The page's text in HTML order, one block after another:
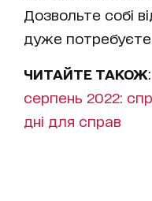
Дозвольте собі
дуже потребуєте.
ЧИТАЙТЕ ТАКОЖ:
серпень 2022:
дні для справ